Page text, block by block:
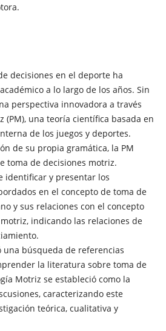
decisiones en el deporte ha
a lo largo de los años. Sin
perspectiva innovadora a través
(PM), una teoría científica basada en
de los juegos y deportes.
de su propia gramática, la PM
toma de decisiones motriz.
identificar y presentar los
en el concepto de toma de
y sus relaciones con el concepto
indicando las relaciones de
una búsqueda de referencias
la literatura sobre toma de
Motriz se estableció como la
caracterizando este
teórica, cualitativa y